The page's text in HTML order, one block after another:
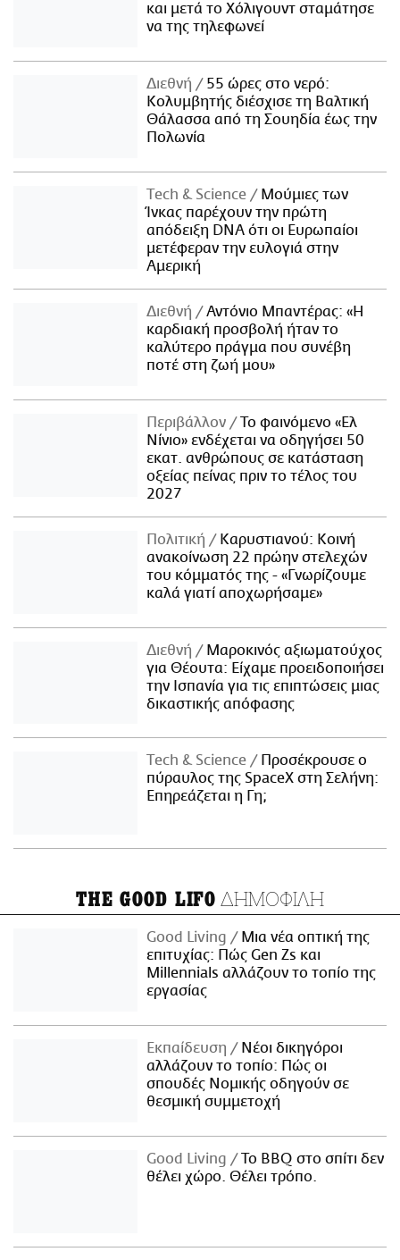
και μετά το Χόλιγουντ σταμάτησε
να της τηλεφωνεί
Διεθνή
55 ώρες στο νερό:
Κολυμβητής διέσχισε τη Βαλτική
Θάλασσα από τη Σουηδία έως την
Πολωνία
Τech & Science
Μούμιες των
Ίνκας παρέχουν την πρώτη
απόδειξη DNA ότι οι Ευρωπαίοι
μετέφεραν την ευλογιά στην
Αμερική
Διεθνή
Αντόνιο Μπαντέρας: «Η
καρδιακή προσβολή ήταν το
καλύτερο πράγμα που συνέβη
ποτέ στη ζωή μου»
Περιβάλλον
Το φαινόμενο «Ελ
Νίνιο» ενδέχεται να οδηγήσει 50
εκατ. ανθρώπους σε κατάσταση
οξείας πείνας πριν το τέλος του
2027
Πολιτική
Καρυστιανού: Κοινή
ανακοίνωση 22 πρώην στελεχών
του κόμματός της - «Γνωρίζουμε
καλά γιατί αποχωρήσαμε»
Διεθνή
Μαροκινός αξιωματούχος
για Θέουτα: Είχαμε προειδοποιήσει
την Ισπανία για τις επιπτώσεις μιας
δικαστικής απόφασης
Τech & Science
Προσέκρουσε ο
πύραυλος της SpaceX στη Σελήνη:
Επηρεάζεται η Γη;
THE GOOD LIFO ΔΗΜΟΦΙΛΗ
Good Living
Μια νέα οπτική της
επιτυχίας: Πώς Gen Zs και
Millennials αλλάζουν το τοπίο της
εργασίας
Εκπαίδευση
Νέοι δικηγόροι
αλλάζουν το τοπίο: Πώς οι
σπουδές Νομικής οδηγούν σε
θεσμική συμμετοχή
Good Living
Το BBQ στο σπίτι δεν
θέλει χώρο. Θέλει τρόπο.